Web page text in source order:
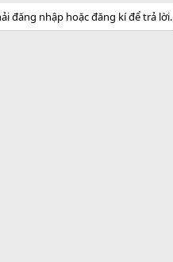
đăng nhập hoặc đăng kí để trả lời.